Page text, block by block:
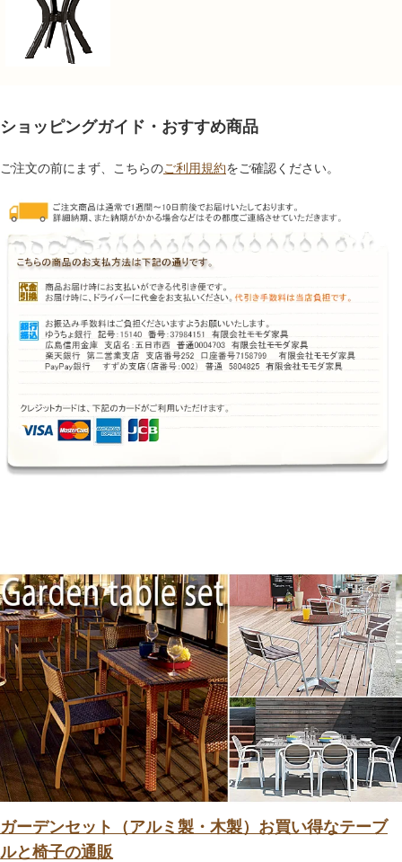
ショッピングガイド・おすすめ商品
ご注文の前にまず、こちらのご利用規約をご確認ください。
ガーデンセット（アルミ製・木製）お買い得なテーブ
ルと椅子の通販